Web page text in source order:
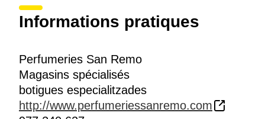
Informations pratiques
Perfumeries San Remo
Magasins spécialisés
botigues especialitzades
http://www.perfumeriessanremo.com